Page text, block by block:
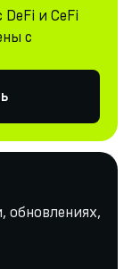
и CeFi
с
обновлениях,